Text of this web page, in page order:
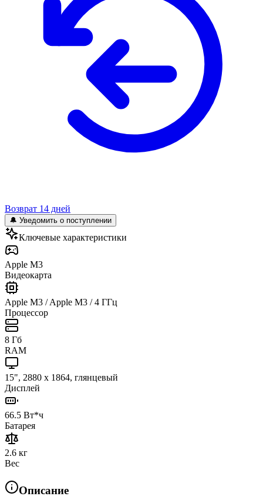
Возврат 14 дней
🔔 Уведомить о поступлении
Ключевые характеристики
Apple M3
Видеокарта
Apple M3 / Apple M3 / 4 ГГц
Процессор
8 Гб
RAM
15", 2880 x 1864, глянцевый
Дисплей
66.5 Вт*ч
Батарея
2.6 кг
Вес
Описание